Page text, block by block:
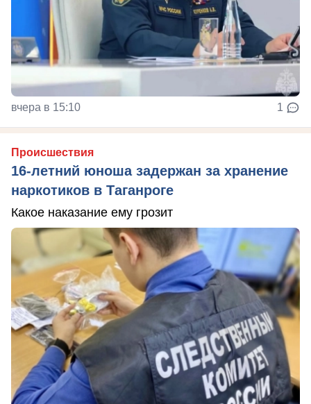
вчера в 15:10 1
Происшествия
16-летний юноша задержан за хранение
наркотиков в Таганроге
Какое наказание ему грозит